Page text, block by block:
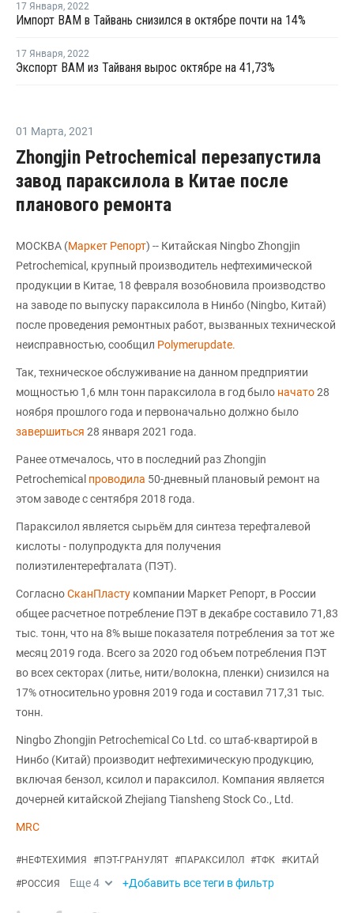
17 Января, 2022
Импорт ВАМ в Тайвань снизился в октябре почти на 14%
17 Января, 2022
Экспорт ВАМ из Тайваня вырос октябре на 41,73%
01 Марта, 2021
Zhongjin Petrochemical перезапустила
завод параксилола в Китае после
планового ремонта
МОСКВА (Маркет Репорт) -- Китайская Ningbo Zhongjin
Petrochemical, крупный производитель нефтехимической
продукции в Китае, 18 февраля возобновила производство
на заводе по выпуску параксилола в Нинбо (Ningbo, Китай)
после проведения ремонтных работ, вызванных технической
неисправностью, сообщил Polymerupdate.
Так, техническое обслуживание на данном предприятии
мощностью 1,6 млн тонн параксилола в год было начато28
ноября прошлого года и первоначально должно было
завершиться 28 января 2021 года.
Ранее отмечалось, что в последний раз Zhongjin
Petrochemical проводила 50-дневный плановый ремонт на
этом заводе с сентября 2018 года.
Параксилол является сырьём для синтеза терефталевой
кислоты - полупродукта для получения
полиэтилентерефталата (ПЭТ).
СогласноСканПласту компании Маркет Репорт, в России
общее расчетное потребление ПЭТ в декабре составило 71,83
тыс. тонн, что на 8% выше показателя потребления за тот же
месяц 2019 года. Всего за 2020 год объем потребления ПЭТ
во всех секторах (литье, нити/волокна, пленки) снизился на
17% относительно уровня 2019 года и составил 717,31 тыс.
тонн.
Ningbo Zhongjin Petrochemical Co Ltd. со штаб-квартирой в
Нинбо (Китай) производит нефтехимическую продукцию,
включая бензол, ксилол и параксилол. Компания является
дочерней китайской Zhejiang Tiansheng Stock Co., Ltd.
MRC
#НЕФТЕХИМИЯ #ПЭТ-ГРАНУЛЯТ #ПАРАКСИЛОЛ #ТФК #КИТАЙ
#РОССИЯ Еще4 +Добавить все теги в фильтр